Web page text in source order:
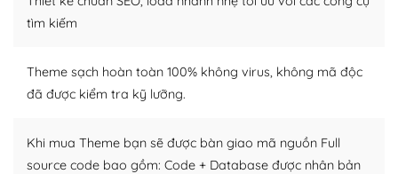
Dễ dàng tùy chỉnh trên WordPress
– Sở hữu một cộng đồng lớn, sẵn sàng hỗ trợ
người cuồng tín WordPress.
tìm kiếm
Theme sạch hoàn toàn 100% không virus, không mã độc
đã được kiểm tra kỹ lưỡng.
Khi mua Theme bạn sẽ được bàn giao mã nguồn Full
source code bao gồm: Code + Database được nhân bản